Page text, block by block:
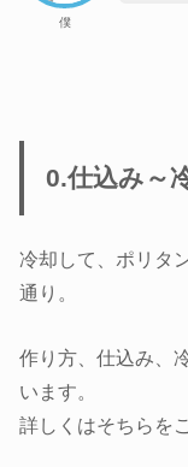
僕
0.仕込み～
冷却して、ポリタ
通り。
作り方、仕込み、
います。
詳しくはそちらを